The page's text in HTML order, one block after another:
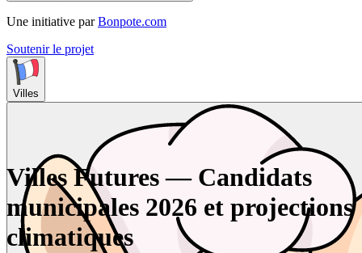
Une initiative par Bonpote.com
Soutenir le projet
Villes
Villes Futures — Candidats
municipales 2026 et projections
climatiques